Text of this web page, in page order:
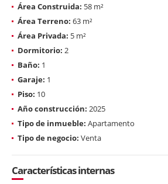
Área Construida: 58 m²
Área Terreno: 63 m²
Área Privada: 5 m²
Dormitorio: 2
Baño: 1
Garaje: 1
Piso: 10
Año construcción: 2025
Tipo de inmueble: Apartamento
Tipo de negocio: Venta
Características internas